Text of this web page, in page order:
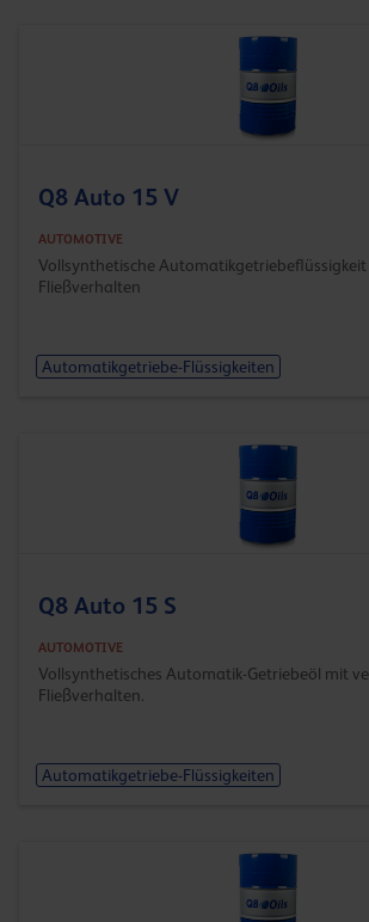
Q8 Auto 15 V
AUTOMOTIVE
Vollsynthetische
Fließverhalten
Automatikgetriebe-Flüssigkeiten
Q8 Auto 15 S
AUTOMOTIVE
Vollsynthetisches Automatik-Getriebeöl mit
Fließverhalten.
Automatikgetriebe-Flüssigkeiten